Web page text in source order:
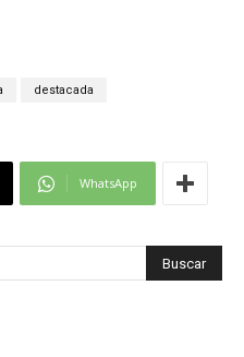
destacada
WhatsApp